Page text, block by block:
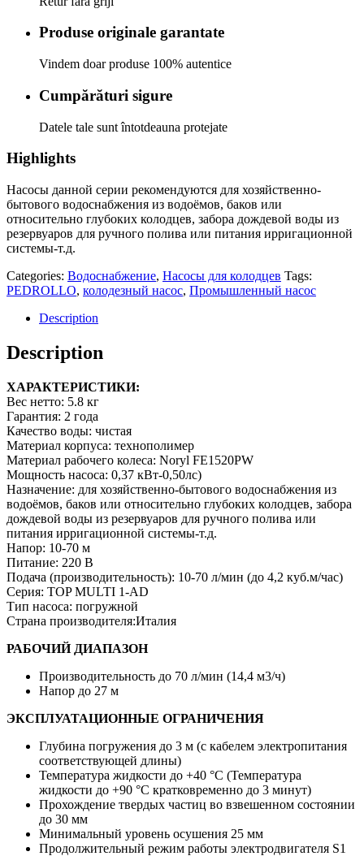
Produse originale garantate
Vindem doar produse 100% autentice
Cumpărături sigure
Datele tale sunt întotdeauna protejate
Highlights
Насосы данной серии рекомендуются для хозяйственно-
бытового водоснабжения из водоёмов, баков или
относительно глубоких колодцев, забора дождевой воды из
резервуаров для ручного полива или питания ирригационной
системы-т.д.
Categories: Водоснабжение, Насосы для колодцев Tags:
PEDROLLO, колодезный насос, Промышленный насос
Description
Description
ХАРАКТЕРИСТИКИ:
Вес нетто: 5.8 кг
Гарантия: 2 года
Качество воды: чистая
Материал корпуса: технополимер
Материал рабочего колеса: Noryl FE1520PW
Мощность насоса: 0,37 кВт-0,50лс)
Назначение: для хозяйственно-бытового водоснабжения из
водоёмов, баков или относительно глубоких колодцев, забора
дождевой воды из резервуаров для ручного полива или
питания ирригационной системы-т.д.
Напор: 10-70 м
Питание: 220 В
Подача (производительность): 10-70 л/мин (до 4,2 куб.м/час)
Серия: TOP MULTI 1-AD
Тип насоса: погружной
Страна производителя:Италия
РАБОЧИЙ ДИАПАЗОН
Производительность до 70 л/мин (14,4 м3/ч)
Напор до 27 м
ЭКСПЛУАТАЦИОННЫЕ ОГРАНИЧЕНИЯ
Глубина погружения до 3 м (с кабелем электропитания
соответствующей длины)
Температура жидкости до +40 °C (Температура
жидкости до +90 °C кратковременно до 3 минут)
Прохождение твердых частиц во взвешенном состоянии
до 30 мм
Минимальный уровень осушения 25 мм
Продолжительный режим работы электродвигателя S1